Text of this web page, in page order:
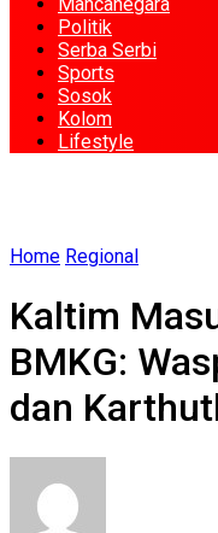
Politik
Serba Serbi
Sports
Sosok
Kolom
Lifestyle
Home Regional
Kaltim
BMKG:
dan